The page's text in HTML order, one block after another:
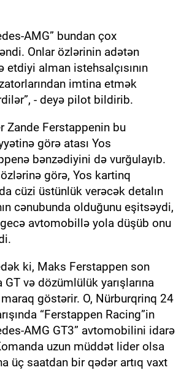
AMG” bundan çox
Onlar özlərinin adətən
etdiyi alman istehsalçısının
imtina etmək
- deyə pilot bildirib.
Zande Ferstappenin bu
görə atası Yos
bənzədiyini də vurğulayıb.
görə, Yos kartinq
cüzi üstünlük verəcək detalın
cənubunda olduğunu eşitsəydi,
avtomobillə yola düşüb onu
ki, Maks Ferstappen son
GT və dözümlülük yarışlarına
göstərir. O, Nürburqrinq 24
“Ferstappen Racing”in
AMG GT3” avtomobilini idarə
uzun müddət lider olsa
üç saatdan bir qədər artıq vaxt